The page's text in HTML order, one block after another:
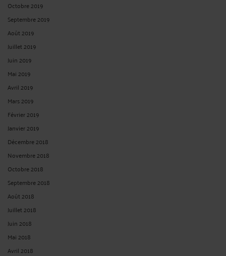
Octobre 2019
Septembre 2019
Août 2019
Juillet 2019
Juin 2019
Mai 2019
Avril 2019
Mars 2019
Février 2019
Janvier 2019
Décembre 2018
Novembre 2018
Octobre 2018
Septembre 2018
Août 2018
Juillet 2018
Juin 2018
Mai 2018
Avril 2018